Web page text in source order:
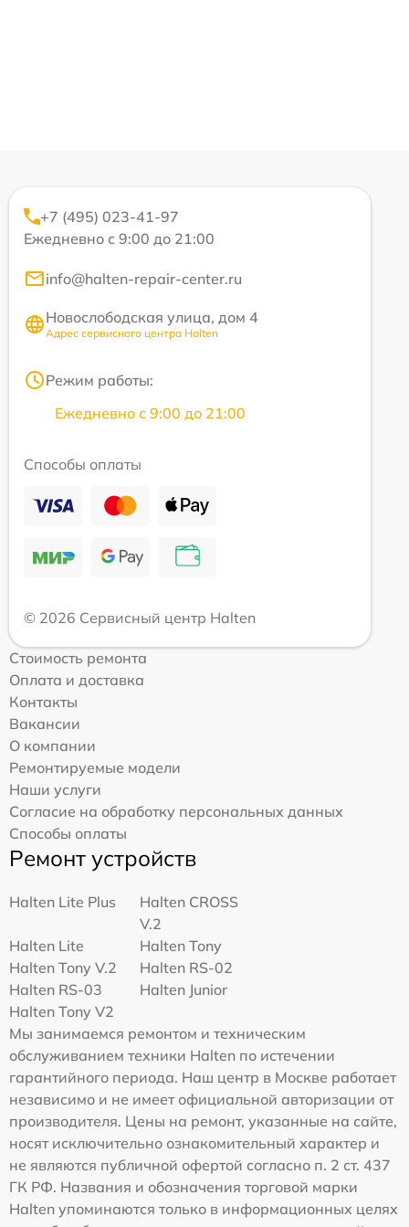
+7 (495) 023-41-97
Ежедневно с 9:00 до 21:00
info@halten-repair-center.ru
Новослободская улица, дом 4
Адрес сервисного центра Halten
Режим работы:
Ежедневно с 9:00 до 21:00
Способы оплаты
© 2026 Сервисный центр Halten
Стоимость ремонта
Оплата и доставка
Контакты
Вакансии
О компании
Ремонтируемые модели
Наши услуги
Согласие на обработку персональных данных
Способы оплаты
Ремонт устройств
Halten Lite Plus
Halten CROSS
V.2
Halten Lite
Halten Tony
Halten Tony V.2
Halten RS-02
Halten RS-03
Halten Junior
Halten Tony V2
Мы занимаемся ремонтом и техническим
обслуживанием техники Halten по истечении
гарантийного периода. Наш центр в Москве работает
независимо и не имеет официальной авторизации от
производителя. Цены на ремонт, указанные на сайте,
носят исключительно ознакомительный характер и
не являются публичной офертой согласно п. 2 ст. 437
ГК РФ. Названия и обозначения торговой марки
Halten упоминаются только в информационных целях